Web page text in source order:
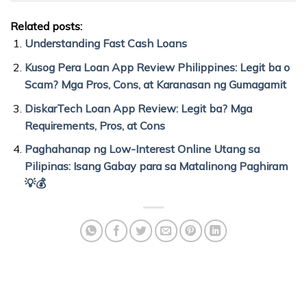
Related posts:
Understanding Fast Cash Loans
Kusog Pera Loan App Review Philippines: Legit ba o
Scam? Mga Pros, Cons, at Karanasan ng Gumagamit
DiskarTech Loan App Review: Legit ba? Mga
Requirements, Pros, at Cons
Paghahanap ng Low-Interest Online Utang sa
Pilipinas: Isang Gabay para sa Matalinong Paghiram
💡💰